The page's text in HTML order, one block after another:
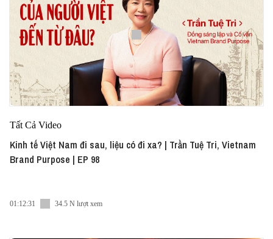
Tất Cả Video
Kinh tế Việt Nam đi sau, liệu có đi xa? | Trần Tuệ Tri, Vietnam
Brand Purpose | EP 98
01:12:31 34.5 N lượt xem